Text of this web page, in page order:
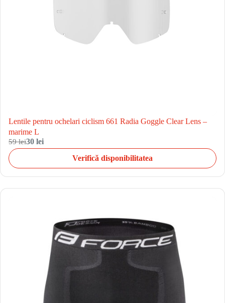
Lentile pentru ochelari ciclism 661 Radia Goggle Clear Lens –
marime L
59 lei30 lei
Verifică disponibilitatea